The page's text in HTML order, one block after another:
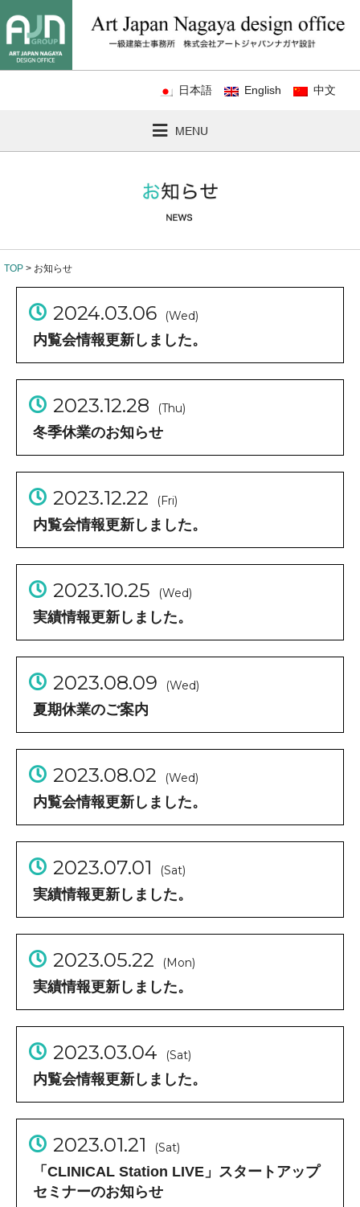
日本語 English 中文
MENU
TOP > お知らせ
2024.03.06 (Wed)
内覧会情報更新しました。
2023.12.28 (Thu)
冬季休業のお知らせ
2023.12.22 (Fri)
内覧会情報更新しました。
2023.10.25 (Wed)
実績情報更新しました。
2023.08.09 (Wed)
夏期休業のご案内
2023.08.02 (Wed)
内覧会情報更新しました。
2023.07.01 (Sat)
実績情報更新しました。
2023.05.22 (Mon)
実績情報更新しました。
2023.03.04 (Sat)
内覧会情報更新しました。
2023.01.21 (Sat)
「CLINICAL Station LIVE」スタートアップ
セミナーのお知らせ